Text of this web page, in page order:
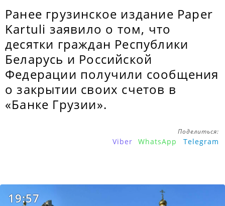
Ранее грузинское издание Paper
Kartuli заявило о том, что
десятки граждан Республики
Беларусь и Российской
Федерации получили сообщения
о закрытии своих счетов в
«Банке Грузии».
Поделиться:
Viber WhatsApp Telegram
19:57